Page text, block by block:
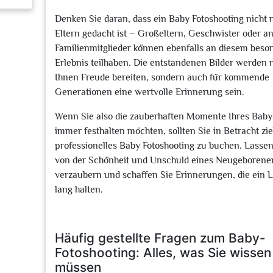
Denken Sie daran, dass ein Baby Fotoshooting nicht
Eltern gedacht ist – Großeltern, Geschwister oder
Familienmitglieder können ebenfalls an diesem
Erlebnis teilhaben. Die entstandenen Bilder werden
Ihnen Freude bereiten, sondern auch für kommende
Generationen eine wertvolle Erinnerung sein.
Wenn Sie also die zauberhaften Momente Ihres
immer festhalten möchten, sollten Sie in Betracht
professionelles Baby Fotoshooting zu buchen.
von der Schönheit und Unschuld eines
verzaubern und schaffen Sie Erinnerungen, die ein
lang halten.
Häufig gestellte Fragen zum Baby-
Fotoshooting: Alles, was Sie wissen
müssen